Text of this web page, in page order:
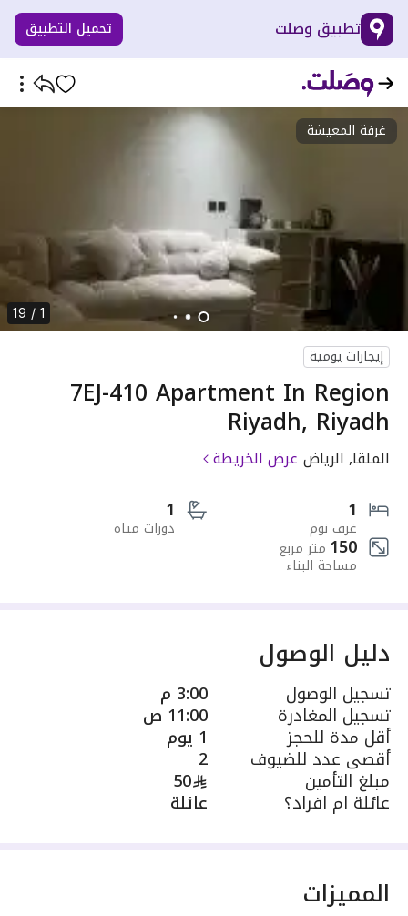
تطبيق وصلت تحميل التطبيق
غرفة المعيشة
1 / 19
إيجارات يومية
7EJ-410 Apartment In Region
Riyadh, Riyadh
الملقا, الرياض عرض الخريطة
1
غرف نوم
1
دورات مياه
150 متر مربع
مساحة البناء
دليل الوصول
تسجيل الوصول 3:00 م
تسجيل المغادرة 11:00 ص
أقل مدة للحجز 1 يوم
أقصى عدد للضيوف 2
مبلغ التأمين 50
عائلة ام افراد؟ عائلة
المميزات